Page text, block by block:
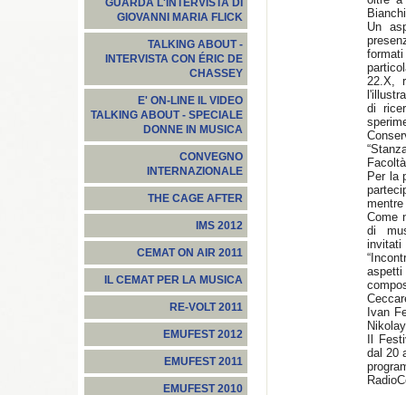
GUARDA L'INTERVISTA DI
GIOVANNI MARIA FLICK
TALKING ABOUT -
INTERVISTA CON ÉRIC DE
CHASSEY
E' ON-LINE IL VIDEO
TALKING ABOUT - SPECIALE
DONNE IN MUSICA
CONVEGNO
INTERNAZIONALE
THE CAGE AFTER
IMS 2012
CEMAT ON AIR 2011
IL CEMAT PER LA MUSICA
RE-VOLT 2011
EMUFEST 2012
EMUFEST 2011
EMUFEST 2010
Un
22.X,
di
Per la
Come
di
aspetti
Ivan
Il
dal 20